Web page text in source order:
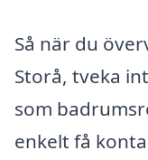
Så när du
Storå, tveka
som
enkelt få